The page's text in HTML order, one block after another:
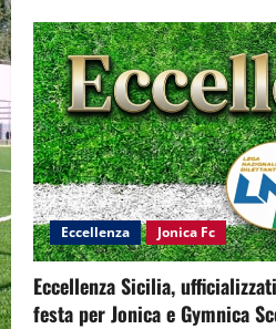
Eccellenza Jonica Fc
Eccellenza Sicilia,
festa per Jonica e Gymnica